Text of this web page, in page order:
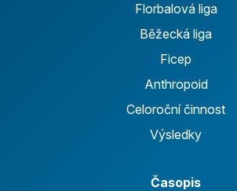
Florbalová liga
Běžecká liga
Ficep
Anthropoid
Celoroční činnost
Výsledky
Časopis